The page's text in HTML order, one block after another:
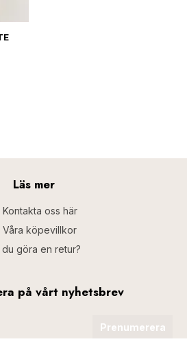
Läs mer
oss här
köpevillkor
du göra en retur?
på vårt nyhetsbrev
Prenumerera